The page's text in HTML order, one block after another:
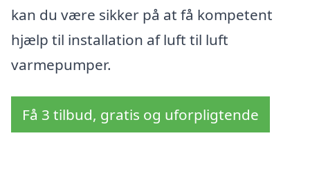
kan du være sikker på at få kompetent
hjælp til installation af luft til luft
varmepumper.
Få 3 tilbud, gratis og uforpligtende